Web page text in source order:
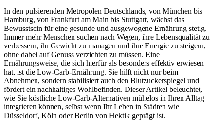
In den pulsierenden Metropolen Deutschlands, von München bis
Hamburg, von Frankfurt am Main bis Stuttgart, wächst das
Bewusstsein für eine gesunde und ausgewogene Ernährung stetig.
Immer mehr Menschen suchen nach Wegen, ihre Lebensqualität zu
verbessern, ihr Gewicht zu managen und ihre Energie zu steigern,
ohne dabei auf Genuss verzichten zu müssen. Eine
Ernährungsweise, die sich hierfür als besonders effektiv erwiesen
hat, ist die Low-Carb-Ernährung. Sie hilft nicht nur beim
Abnehmen, sondern stabilisiert auch den Blutzuckerspiegel und
fördert ein nachhaltiges Wohlbefinden. Dieser Artikel beleuchtet,
wie Sie köstliche Low-Carb-Alternativen mühelos in Ihren Alltag
integrieren können, selbst wenn Ihr Leben in Städten wie
Düsseldorf, Köln oder Berlin von Hektik geprägt ist.